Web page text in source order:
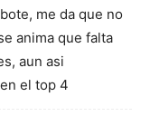
me da que no
anima que falta
aun asi
el top 4